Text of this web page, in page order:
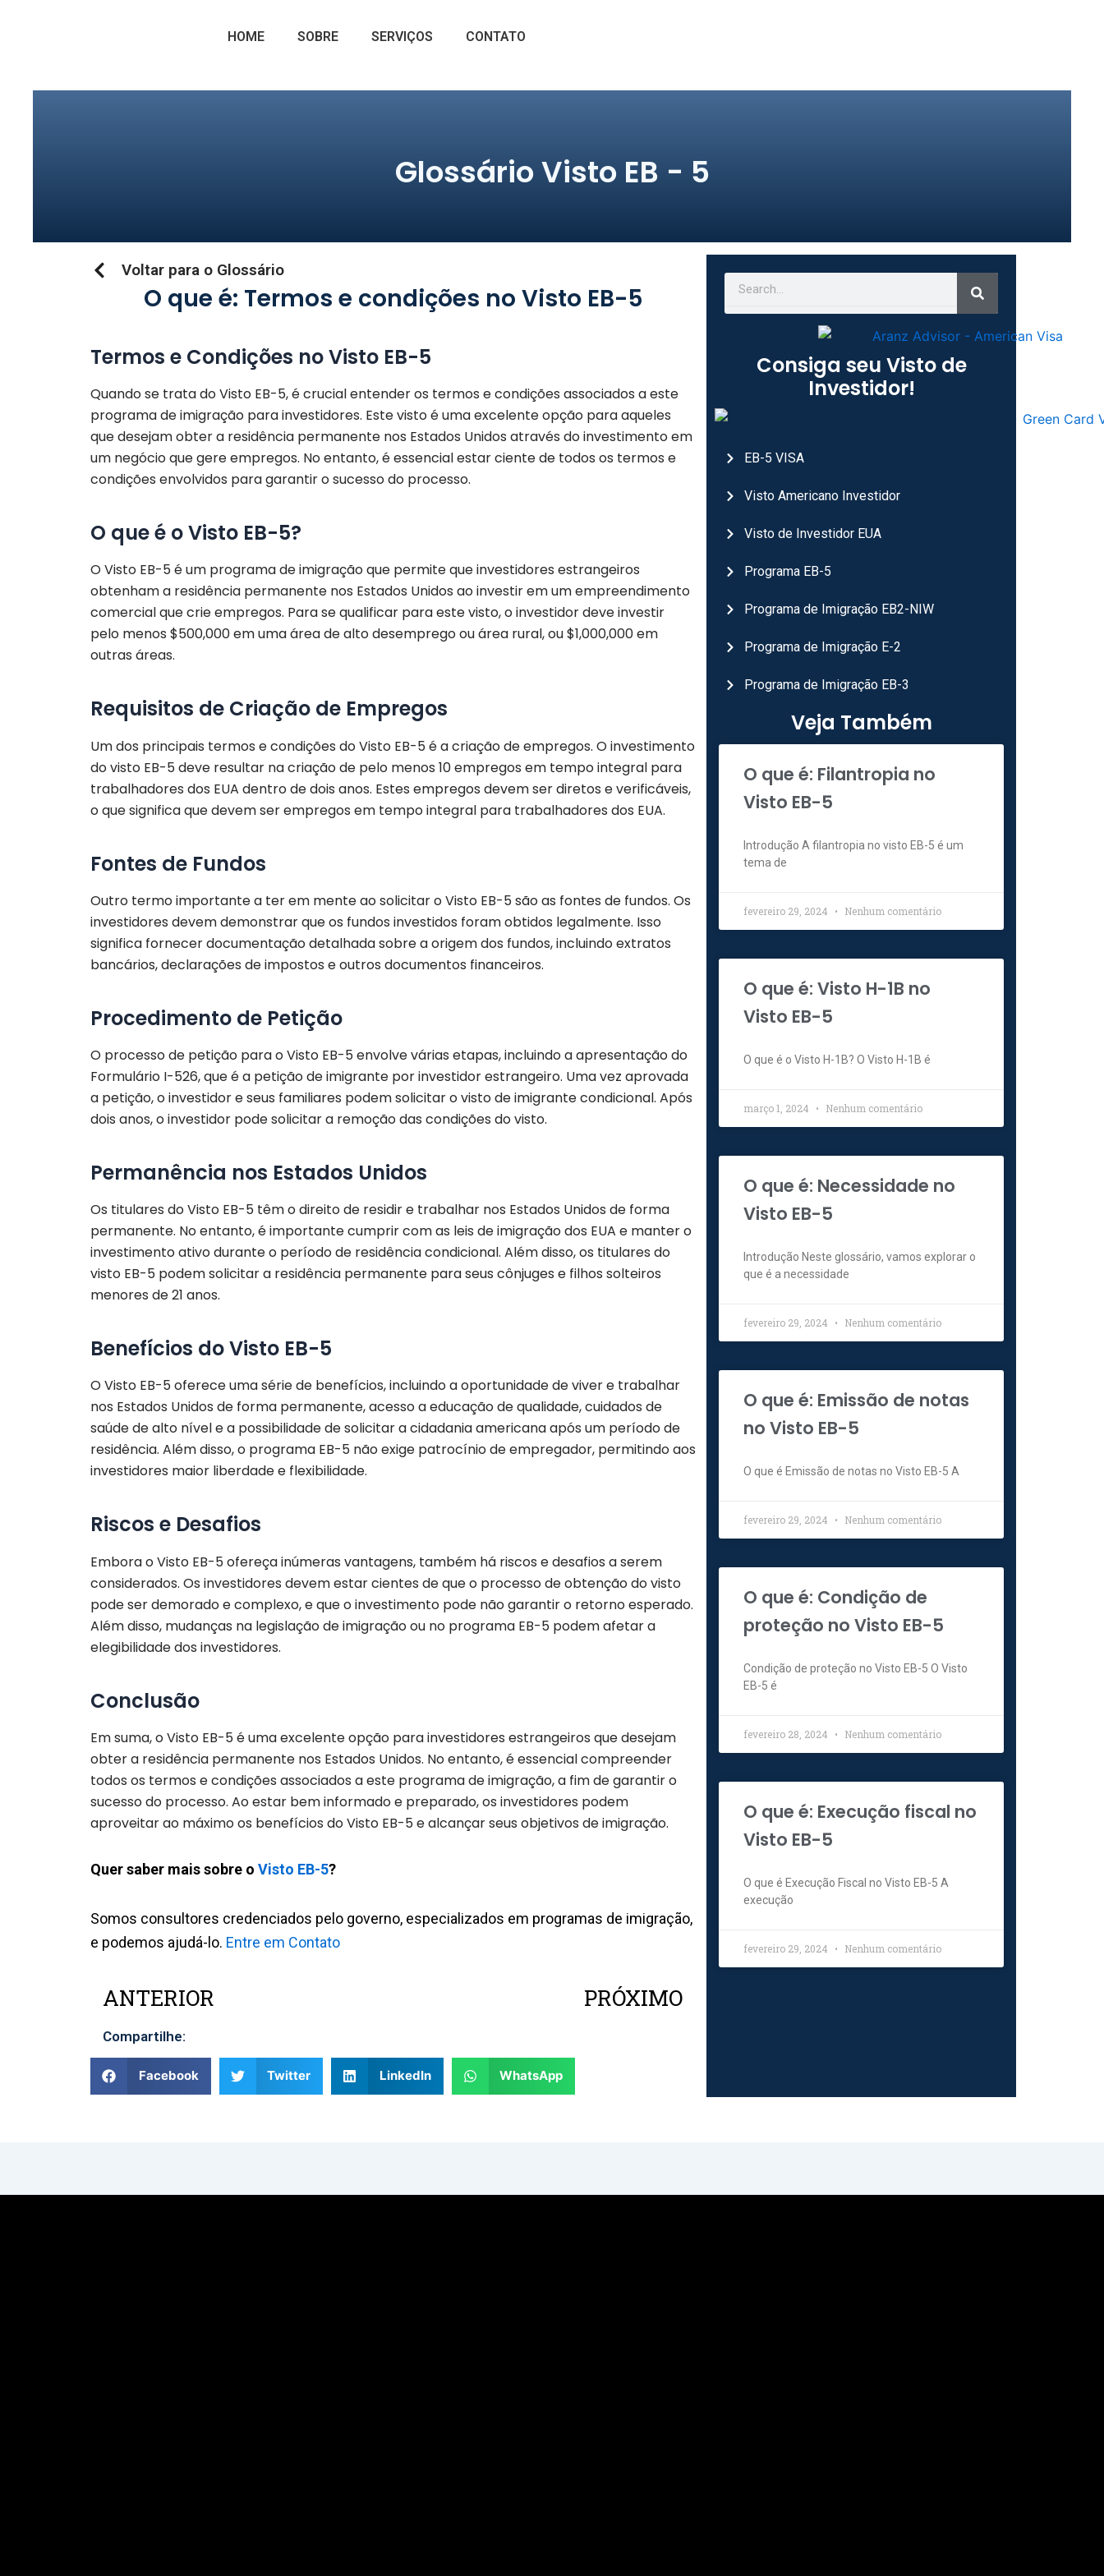
HOME SOBRE SERVIÇOS CONTATO
Glossário Visto EB - 5
Voltar para o Glossário
O que é: Termos e condições no Visto EB-5
Termos e Condições no Visto EB-5
Quando se trata do Visto EB-5, é crucial entender os termos e condições associados a este
programa de imigração para investidores. Este visto é uma excelente opção para aqueles
que desejam obter a residência permanente nos Estados Unidos através do investimento em
um negócio que gere empregos. No entanto, é essencial estar ciente de todos os termos e
condições envolvidos para garantir o sucesso do processo.
O que é o Visto EB-5?
O Visto EB-5 é um programa de imigração que permite que investidores estrangeiros
obtenham a residência permanente nos Estados Unidos ao investir em um empreendimento
comercial que crie empregos. Para se qualificar para este visto, o investidor deve investir
pelo menos $500,000 em uma área de alto desemprego ou área rural, ou $1,000,000 em
outras áreas.
Requisitos de Criação de Empregos
Um dos principais termos e condições do Visto EB-5 é a criação de empregos. O investimento
do visto EB-5 deve resultar na criação de pelo menos 10 empregos em tempo integral para
trabalhadores dos EUA dentro de dois anos. Estes empregos devem ser diretos e verificáveis,
o que significa que devem ser empregos em tempo integral para trabalhadores dos EUA.
Fontes de Fundos
Outro termo importante a ter em mente ao solicitar o Visto EB-5 são as fontes de fundos. Os
investidores devem demonstrar que os fundos investidos foram obtidos legalmente. Isso
significa fornecer documentação detalhada sobre a origem dos fundos, incluindo extratos
bancários, declarações de impostos e outros documentos financeiros.
Procedimento de Petição
O processo de petição para o Visto EB-5 envolve várias etapas, incluindo a apresentação do
Formulário I-526, que é a petição de imigrante por investidor estrangeiro. Uma vez aprovada
a petição, o investidor e seus familiares podem solicitar o visto de imigrante condicional. Após
dois anos, o investidor pode solicitar a remoção das condições do visto.
Permanência nos Estados Unidos
Os titulares do Visto EB-5 têm o direito de residir e trabalhar nos Estados Unidos de forma
permanente. No entanto, é importante cumprir com as leis de imigração dos EUA e manter o
investimento ativo durante o período de residência condicional. Além disso, os titulares do
visto EB-5 podem solicitar a residência permanente para seus cônjuges e filhos solteiros
menores de 21 anos.
Benefícios do Visto EB-5
O Visto EB-5 oferece uma série de benefícios, incluindo a oportunidade de viver e trabalhar
nos Estados Unidos de forma permanente, acesso a educação de qualidade, cuidados de
saúde de alto nível e a possibilidade de solicitar a cidadania americana após um período de
residência. Além disso, o programa EB-5 não exige patrocínio de empregador, permitindo aos
investidores maior liberdade e flexibilidade.
Riscos e Desafios
Embora o Visto EB-5 ofereça inúmeras vantagens, também há riscos e desafios a serem
considerados. Os investidores devem estar cientes de que o processo de obtenção do visto
pode ser demorado e complexo, e que o investimento pode não garantir o retorno esperado.
Além disso, mudanças na legislação de imigração ou no programa EB-5 podem afetar a
elegibilidade dos investidores.
Conclusão
Em suma, o Visto EB-5 é uma excelente opção para investidores estrangeiros que desejam
obter a residência permanente nos Estados Unidos. No entanto, é essencial compreender
todos os termos e condições associados a este programa de imigração, a fim de garantir o
sucesso do processo. Ao estar bem informado e preparado, os investidores podem
aproveitar ao máximo os benefícios do Visto EB-5 e alcançar seus objetivos de imigração.
Quer saber mais sobre o Visto EB-5?
Somos consultores credenciados pelo governo, especializados em programas de imigração,
e podemos ajudá-lo. Entre em Contato
Prev
ANTERIOR PRÓXIMO
Compartilhe:
Facebook Twitter LinkedIn WhatsApp
Search
Consiga seu Visto de
Investidor!
EB-5 VISA
Visto Americano Investidor
Visto de Investidor EUA
Programa EB-5
Programa de Imigração EB2-NIW
Programa de Imigração E-2
Programa de Imigração EB-3
Veja Também
O que é: Filantropia no
Visto EB-5
Introdução A filantropia no visto EB-5 é um
tema de
fevereiro 29, 2024 Nenhum comentário
O que é: Visto H-1B no
Visto EB-5
O que é o Visto H-1B? O Visto H-1B é
março 1, 2024 Nenhum comentário
O que é: Necessidade no
Visto EB-5
Introdução Neste glossário, vamos explorar o
que é a necessidade
fevereiro 29, 2024 Nenhum comentário
O que é: Emissão de notas
no Visto EB-5
O que é Emissão de notas no Visto EB-5 A
fevereiro 29, 2024 Nenhum comentário
O que é: Condição de
proteção no Visto EB-5
Condição de proteção no Visto EB-5 O Visto
EB-5 é
fevereiro 28, 2024 Nenhum comentário
O que é: Execução fiscal no
Visto EB-5
O que é Execução Fiscal no Visto EB-5 A
execução
fevereiro 29, 2024 Nenhum comentário